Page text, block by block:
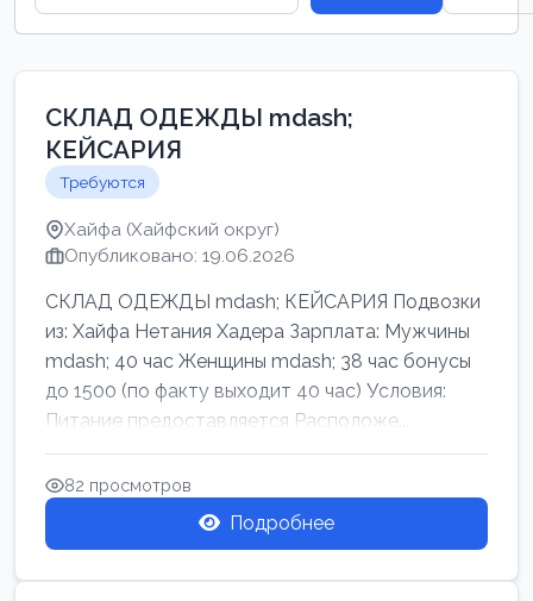
СКЛАД ОДЕЖДЫ mdash;
КЕЙСАРИЯ
Требуются
Хайфа (Хайфский округ)
Опубликовано: 19.06.2026
СКЛАД ОДЕЖДЫ mdash; КЕЙСАРИЯ Подвозки
из: Хайфа Нетания Хадера Зарплата: Мужчины
mdash; 40 час Женщины mdash; 38 час бонусы
до 1500 (по факту выходит 40 час) Условия:
Питание предоставляется Расположе...
82 просмотров
Подробнее